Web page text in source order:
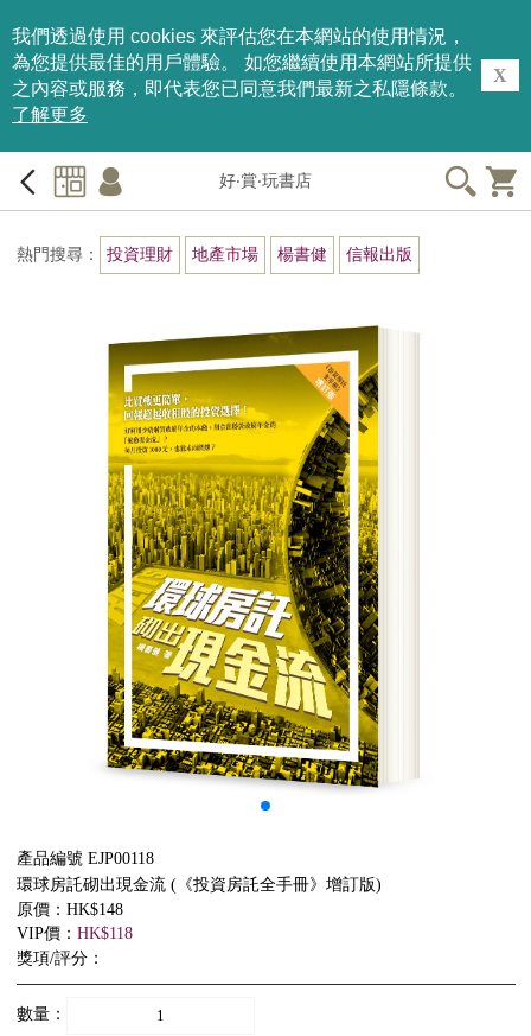
我們透過使用 cookies 來評估您在本網站的使用情況，
為您提供最佳的用戶體驗。 如您繼續使用本網站所提供
之內容或服務，即代表您已同意我們最新之私隱條款。
了解更多
X
好‧賞‧玩書店
熱門搜尋： 投資理財 地產市場 楊書健 信報出版
產品編號 EJP00118
環球房託砌出現金流 (《投資房託全手冊》增訂版)
原價：HK$148
VIP價： HK$118
獎項/評分：
數量：